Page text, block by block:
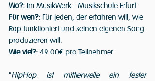
Wo?: Im MusikWerk - Musikschule Erfurt
Für wen?: Für jeden, der erfahren will, wie
Rap funktioniert und seinen eigenen Song
produzieren will.
Wie viel?: 49.00€ pro Teilnehmer
"HipHop ist mittlerweile ein fester